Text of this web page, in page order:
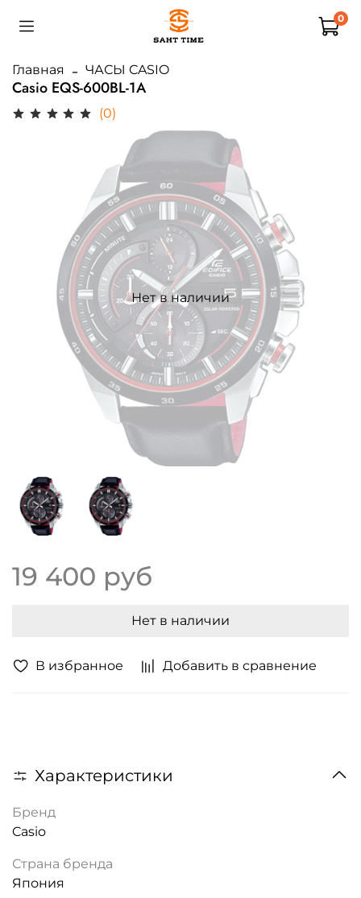
0
Главная ЧАСЫ CASIO
Casio EQS-600BL-1A
(0)
В избранное Добавить в сравнение
Нет в наличии
19 400 руб
Нет в наличии
Характеристики
Бренд
Casio
Страна бренда
Япония